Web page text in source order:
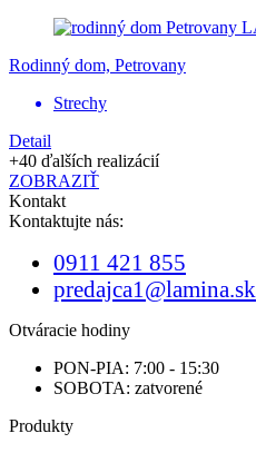
Rodinný dom, Petrovany
Strechy
Detail
+40 ďalších realizácií
ZOBRAZIŤ
Kontakt
Kontaktujte nás:
0911 421 855
predajca1@lamina.sk
Otváracie hodiny
PON-PIA: 7:00 - 15:30
SOBOTA: zatvorené
Produkty